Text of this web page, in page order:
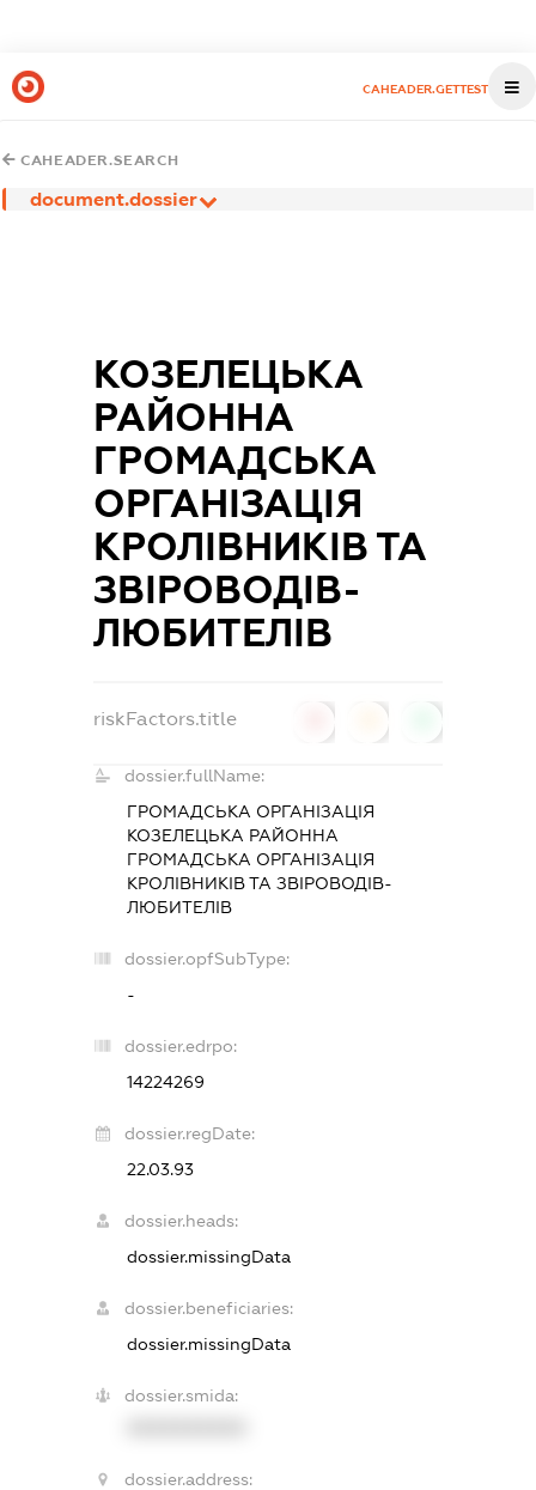
CAHEADER.GETTEST
CAHEADER.SEARCH
document.dossier
КОЗЕЛЕЦЬКА
РАЙОННА
ГРОМАДСЬКА
ОРГАНІЗАЦІЯ
КРОЛІВНИКІВ ТА
ЗВІРОВОДІВ-
ЛЮБИТЕЛІВ
riskFactors.title
dossier.fullName:
ГРОМАДСЬКА ОРГАНІЗАЦІЯ
КОЗЕЛЕЦЬКА РАЙОННА
ГРОМАДСЬКА ОРГАНІЗАЦІЯ
КРОЛІВНИКІВ ТА ЗВІРОВОДІВ-
ЛЮБИТЕЛІВ
dossier.opfSubType:
-
dossier.edrpo:
14224269
dossier.regDate:
22.03.93
dossier.heads:
dossier.missingData
dossier.beneficiaries:
dossier.missingData
dossier.smida:
dossier.address: